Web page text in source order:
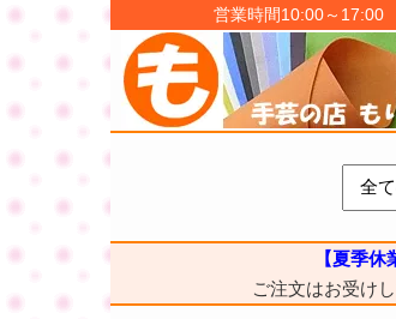
営業時間10:00～17:00
【夏季休
ご注文はお受け